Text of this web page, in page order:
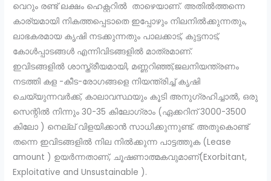
വെറും രണ്ട് ലക്ഷം ഹെക്റ്ററിൽ താഴെയാണ്. അതിൽത്തന്നെ
കാര്യമായി നികത്തപ്പെടാതെ ഇപ്പോഴും നിലനിൽക്കുന്നതും,
ലാഭകരമായ കൃഷി നടക്കുന്നതും പാലക്കാട്‌, കുട്ടനാട്,
കോൾപ്പാടങ്ങൾ എന്നിവിടങ്ങളിൽ മാത്രമാണ്.
ഇവിടങ്ങളിൽ ശാസ്ത്രീയമായി, മണ്ണറിഞ്ഞ്,ജലനിയന്ത്രണം
നടത്തി കള -കീട-രോഗങ്ങളെ നിയന്ത്രിച്ച് കൃഷി
ചെയ്യുന്നവർക്ക്, കാലാവസ്ഥയും കൂടി അനുഗ്രഹിച്ചാൽ, ഒരു
സെന്റിൽ നിന്നും 30-35 കിലോഗ്രാം (ഏക്കറിന് 3000-3500
കിലോ ) നെല്ല് വിളയിക്കാൻ സാധിക്കുന്നുണ്ട്. അതുകൊണ്ട്
തന്നെ ഇവിടങ്ങളിൽ നില നിൽക്കുന്ന പാട്ടത്തുക (Lease
amount ) ഉയർന്നതാണ്, ചൂഷണാത്മകവുമാണ്(Exorbitant,
Exploitative and Unsustainable ).